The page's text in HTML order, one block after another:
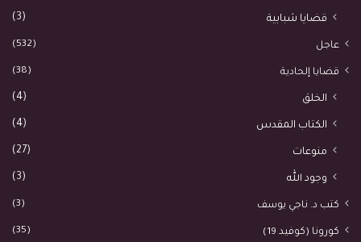
قضايا شبابية (3)
عاجل (532)
قضايا إلحادية (38)
الخلق (4)
الكتاب المقدس (4)
منوعات (27)
وجود الله (3)
كتب د. ناجي يوسف (3)
كورونا (كوفيد 19) (35)